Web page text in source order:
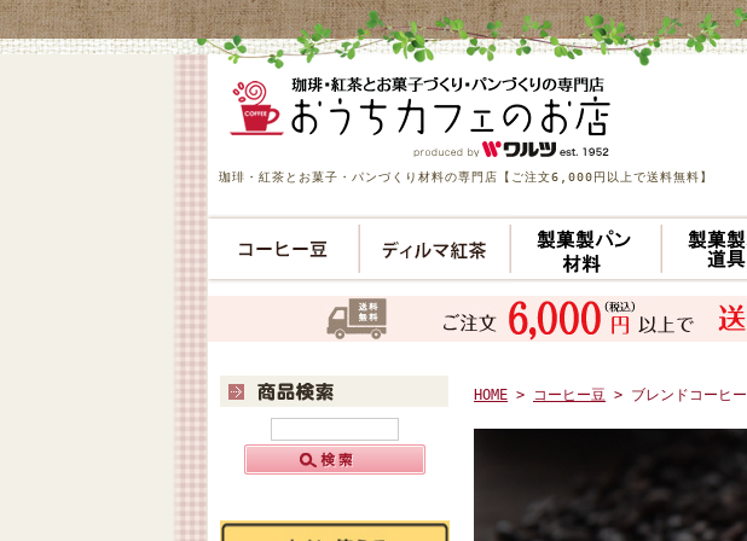
珈琲・紅茶とお菓子・パンづくり材料の専門店【ご注文6,000円以上で送料無料】
HOME > コーヒー豆 > ブレンドコーヒー